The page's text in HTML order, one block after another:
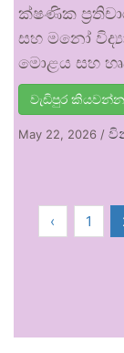
ක්ෂණික
සහ මනෝ
මොළය සහ
වැඩිපුර කියවන්න
May 22, 2026 /
‹ 1